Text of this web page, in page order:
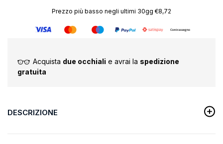
Prezzo più basso negli ultimi 30gg €8,72
Acquista due occhiali e avrai la spedizione
gratuita
DESCRIZIONE